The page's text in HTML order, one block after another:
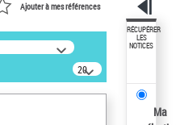
Ajouter à mes références
20
résultats/page
RÉCUPÉRER
LES
NOTICES
Ma